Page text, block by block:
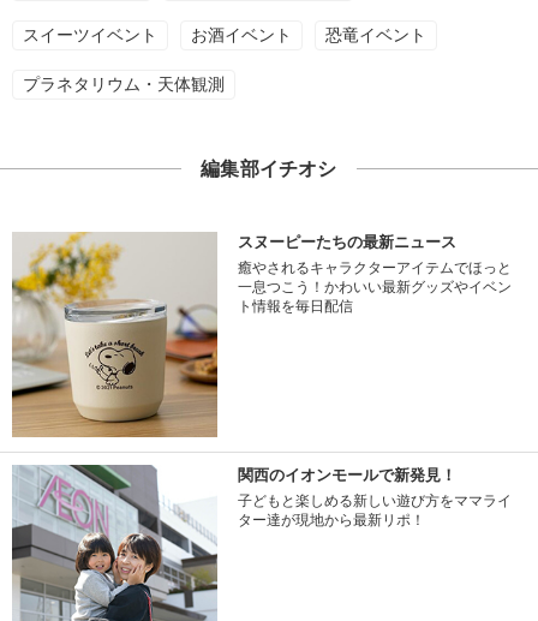
スイーツイベント お酒イベント 恐竜イベント
プラネタリウム・天体観測
編集部イチオシ
スヌーピーたちの最新ニュース
癒やされるキャラクターアイテムでほっと
一息つこう！かわいい最新グッズやイベン
ト情報を毎日配信
関西のイオンモールで新発見！
子どもと楽しめる新しい遊び方をママライ
ター達が現地から最新リポ！